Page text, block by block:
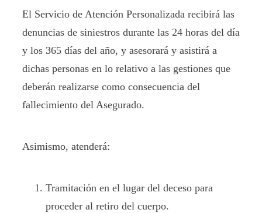
El Servicio de Atención Personalizada recibirá las
denuncias de siniestros durante las 24 horas del día
y los 365 días del año, y asesorará y asistirá a
dichas personas en lo relativo a las gestiones que
deberán realizarse como consecuencia del
fallecimiento del Asegurado.
Asimismo, atenderá:
Tramitación en el lugar del deceso para
proceder al retiro del cuerpo.